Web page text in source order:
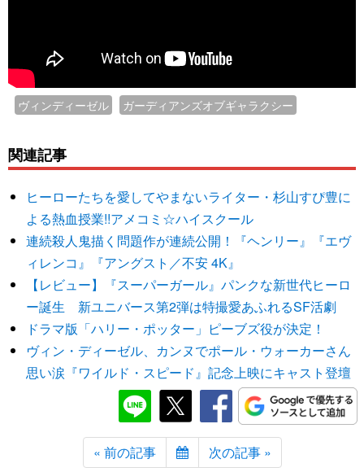
ヴィンディーゼル ガーディアンズオブギャラクシー
関連記事
ヒーローたちを愛してやまないライター・杉山すぴ豊に
よる熱血授業!!アメコミ☆ハイスクール
連続殺人鬼描く問題作が連続公開！『ヘンリー』『エヴ
ィレンコ』『アングスト／不安 4K』
【レビュー】『スーパーガール』パンクな新世代ヒーロ
ー誕生 新ユニバース第2弾は特撮愛あふれるSF活劇
ドラマ版「ハリー・ポッター」ピーブズ役が決定！
ヴィン・ディーゼル、カンヌでポール・ウォーカーさん
思い涙『ワイルド・スピード』記念上映にキャスト登壇
« 前の記事 次の記事 »